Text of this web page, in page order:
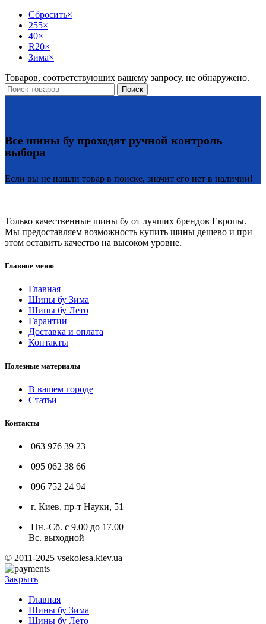
Сбросить×
255×
40×
R20×
Зима×
Товаров, соответствующих вашему запросу, не обнаружено.
Поиск
Все шины бу проходят ручной контроль
выбора
Если вы не нашли товар в поиске, значит его нет в наличии!
Только качественные шины бу от лучших брендов Европы.
Мы предоставляем возможность купить шины дешево и при
этом оставить качество на высоком уровне.
Главное меню
Главная
Шины бу Зима
Шины бу Лето
Гарантии
Доставка и оплата
Контакты
Полезные материалы
В вашем городе
Статьи
Контакты
063 976 39 23
095 062 38 66
096 752 24 94
г. Киев, пр-т Науки, 51
Пн.-Сб. с 9.00 до 17.00
Вс. выходной
© 2011-2025 vsekolesa.kiev.ua
Закрыть
Главная
Шины бу Зима
Шины бу Лето